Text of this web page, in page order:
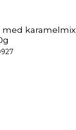
med karamelmix